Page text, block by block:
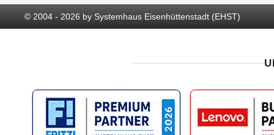
© 2004 - 2026 by Systemhaus Eisenhüttenstadt (EHST)